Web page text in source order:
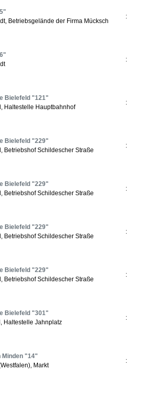
Betriebsgelände der Firma Mücksch
:
:
Bielefeld "121"
Haltestelle Hauptbahnhof
:
Bielefeld "229"
Betriebshof Schildescher Straße
:
Bielefeld "229"
Betriebshof Schildescher Straße
:
Bielefeld "229"
Betriebshof Schildescher Straße
:
Bielefeld "229"
Betriebshof Schildescher Straße
:
Bielefeld "301"
Haltestelle Jahnplatz
:
Minden "14"
Markt
: